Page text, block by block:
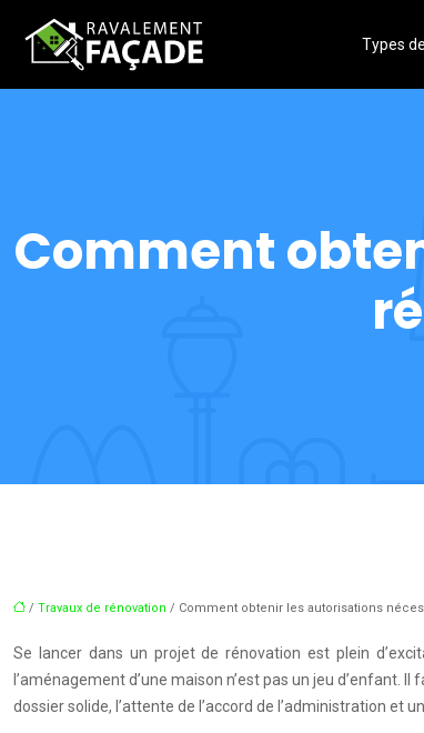
Types
Comment
/ Travaux de rénovation / Comment obtenir les autorisations
Se lancer dans un projet de rénovation est plein
l’aménagement d’une maison n’est pas un jeu
dossier solide, l’attente de l’accord de l’administration et